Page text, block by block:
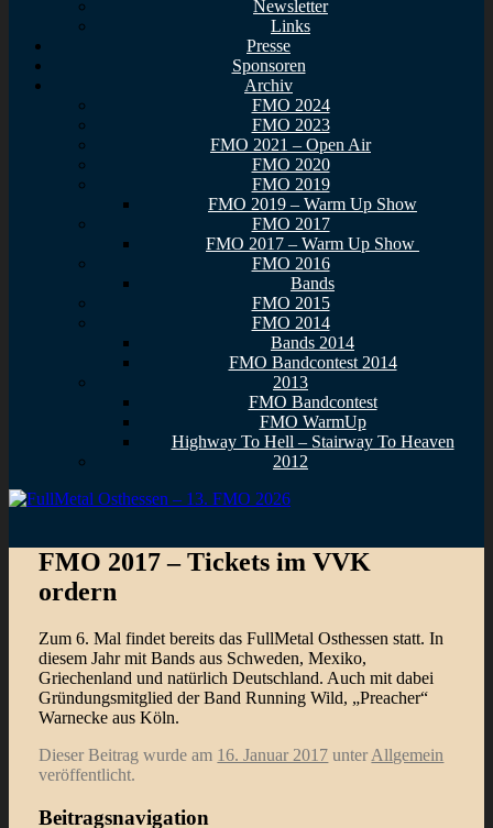
Newsletter
Links
Presse
Sponsoren
Archiv
FMO 2024
FMO 2023
FMO 2021 – Open Air
FMO 2020
FMO 2019
FMO 2019 – Warm Up Show
FMO 2017
FMO 2017 – Warm Up Show
FMO 2016
Bands
FMO 2015
FMO 2014
Bands 2014
FMO Bandcontest 2014
2013
FMO Bandcontest
FMO WarmUp
Highway To Hell – Stairway To Heaven
2012
FMO 2017 – Tickets im VVK
ordern
Zum 6. Mal findet bereits das FullMetal Osthessen statt. In
diesem Jahr mit Bands aus Schweden, Mexiko,
Griechenland und natürlich Deutschland. Auch mit dabei
Gründungsmitglied der Band Running Wild, „Preacher“
Warnecke aus Köln.
Dieser Beitrag wurde am 16. Januar 2017 unter Allgemein
veröffentlicht.
Beitragsnavigation